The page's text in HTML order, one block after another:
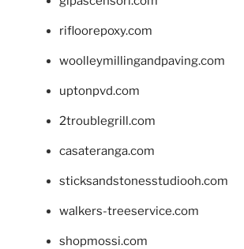
rifloorepoxy.com
woolleymillingandpaving.com
uptonpvd.com
2troublegrill.com
casateranga.com
sticksandstonesstudiooh.com
walkers-treeservice.com
shopmossi.com